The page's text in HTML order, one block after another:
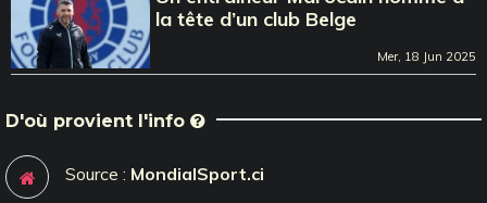
la tête d’un club Belge
Mer, 18 Jun 2025
D'où provient l'info
Source : MondialSport.ci